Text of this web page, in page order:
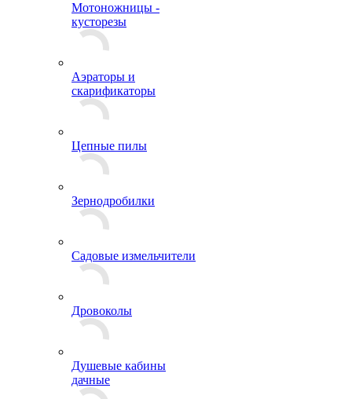
Мотоножницы -
кусторезы
Аэраторы и
скарификаторы
Цепные пилы
Зернодробилки
Садовые измельчители
Дровоколы
Душевые кабины
дачные